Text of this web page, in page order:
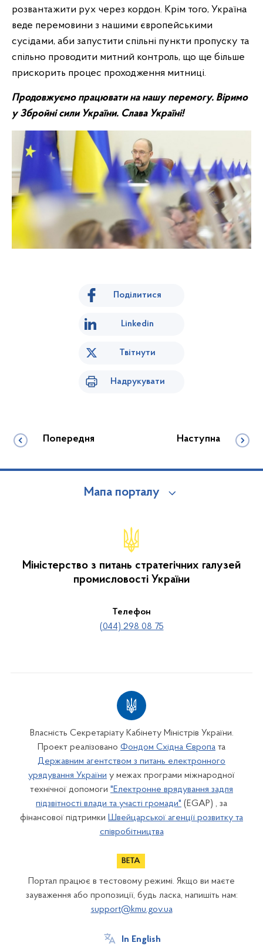
розвантажити рух через кордон. Крім того, Україна
веде перемовини з нашими європейськими
сусідами, аби запустити спільні пункти пропуску та
спільно проводити митний контроль, що ще більше
прискорить процес проходження митниці.
Продовжуємо працювати на нашу перемогу. Віримо
у Збройні сили України. Слава Україні!
Поділитися
Linkedin
Твітнути
Надрукувати
Попередня Наступна
Мапа порталу
Міністерство з питань стратегічних галузей
промисловості України
Телефон
(044) 298 08 75
Власність Секретаріату Кабінету Міністрів України.
Проект реалізовано Фондом Східна Європа та
Державним агентством з питань електронного
урядування України у межах програми міжнародної
технічної допомоги "Електронне врядування задля
підзвітності влади та участі громади" (EGAP) , за
фінансової підтримки Швейцарської агенції розвитку та
співробітництва
Портал працює в тестовому режимі. Якщо ви маєте
зауваження або пропозиції, будь ласка, напишіть нам:
support@kmu.gov.ua
In English